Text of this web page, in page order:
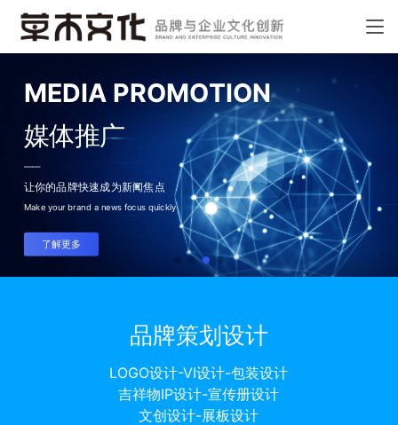
MEDIA PROMOTION
媒体推广
——
让你的品牌快速成为新闻焦点
Make your brand a news focus quickly
了解更多
品牌策划设计
LOGO设计-VI设计-包装设计
吉祥物IP设计-宣传册设计
文创设计-展板设计